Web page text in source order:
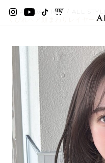
AFLOAT TOP
ALL
くびれヘア顔まわりレイヤー